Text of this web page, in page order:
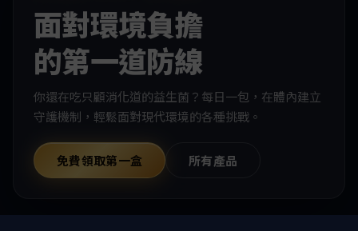
面對環境負擔
的第一道防線
你還在吃只顧消化道的益生菌？每日一包，在體內建立
守護機制，輕鬆面對現代環境的各種挑戰。
免費領取第一盒 所有產品